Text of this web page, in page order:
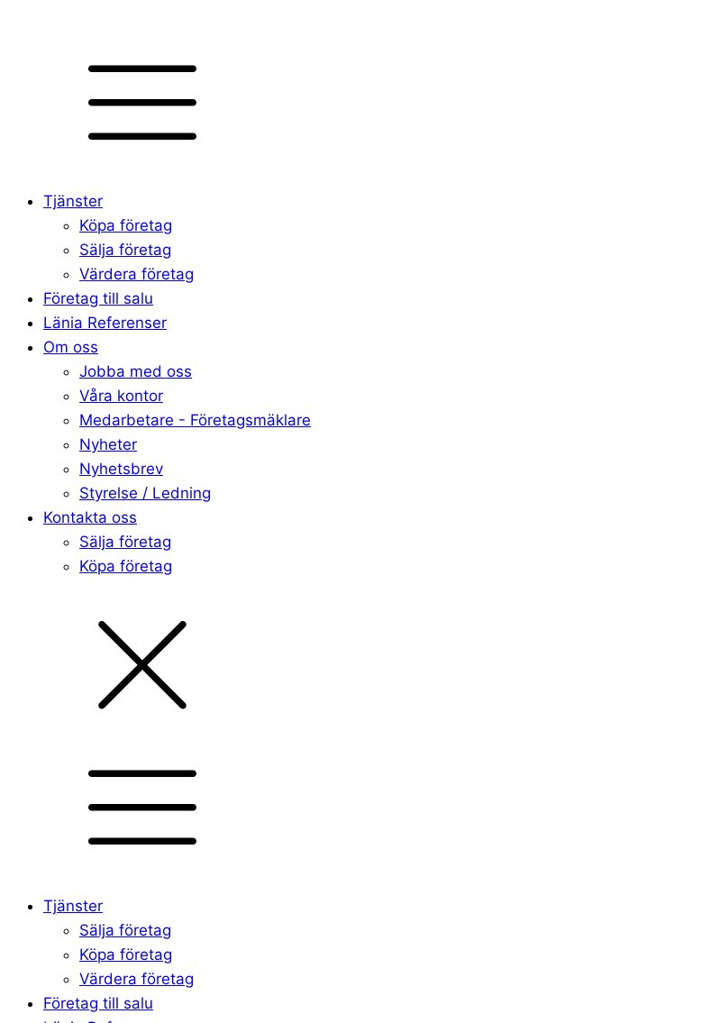
Tjänster
Köpa företag
Sälja företag
Värdera företag
Företag till salu
Länia Referenser
Om oss
Jobba med oss
Våra kontor
Medarbetare - Företagsmäklare
Nyheter
Nyhetsbrev
Styrelse / Ledning
Kontakta oss
Sälja företag
Köpa företag
Tjänster
Sälja företag
Köpa företag
Värdera företag
Företag till salu